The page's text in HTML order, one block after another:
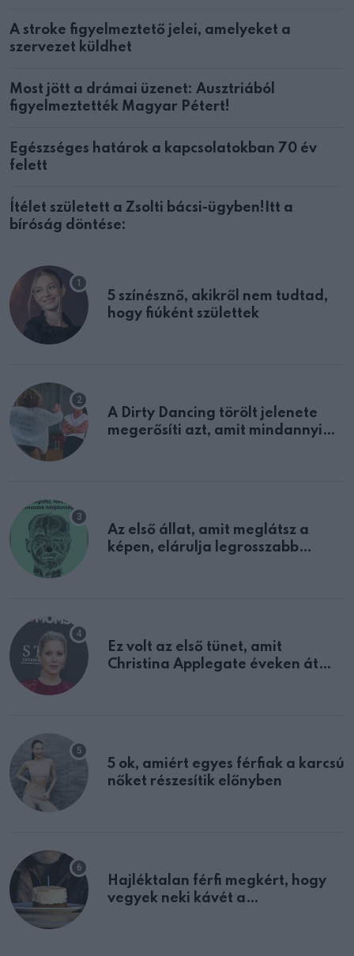
A stroke figyelmeztető jelei, amelyeket a
szervezet küldhet
Most jött a drámai üzenet: Ausztriából
figyelmeztették Magyar Pétert!
Egészséges határok a kapcsolatokban 70 év
felett
Ítélet született a Zsolti bácsi-ügyben!Itt a
bíróság döntése:
5 színésznő, akikről nem tudtad,
hogy fiúként születtek
A Dirty Dancing törölt jelenete
megerősíti azt, amit mindannyian
Az első állat, amit meglátsz a
képen, elárulja legrosszabb
Ez volt az első tünet, amit
Christina Applegate éveken át
5 ok, amiért egyes férfiak a karcsú
nőket részesítik előnyben
Hajléktalan férfi megkért, hogy
vegyek neki kávét a